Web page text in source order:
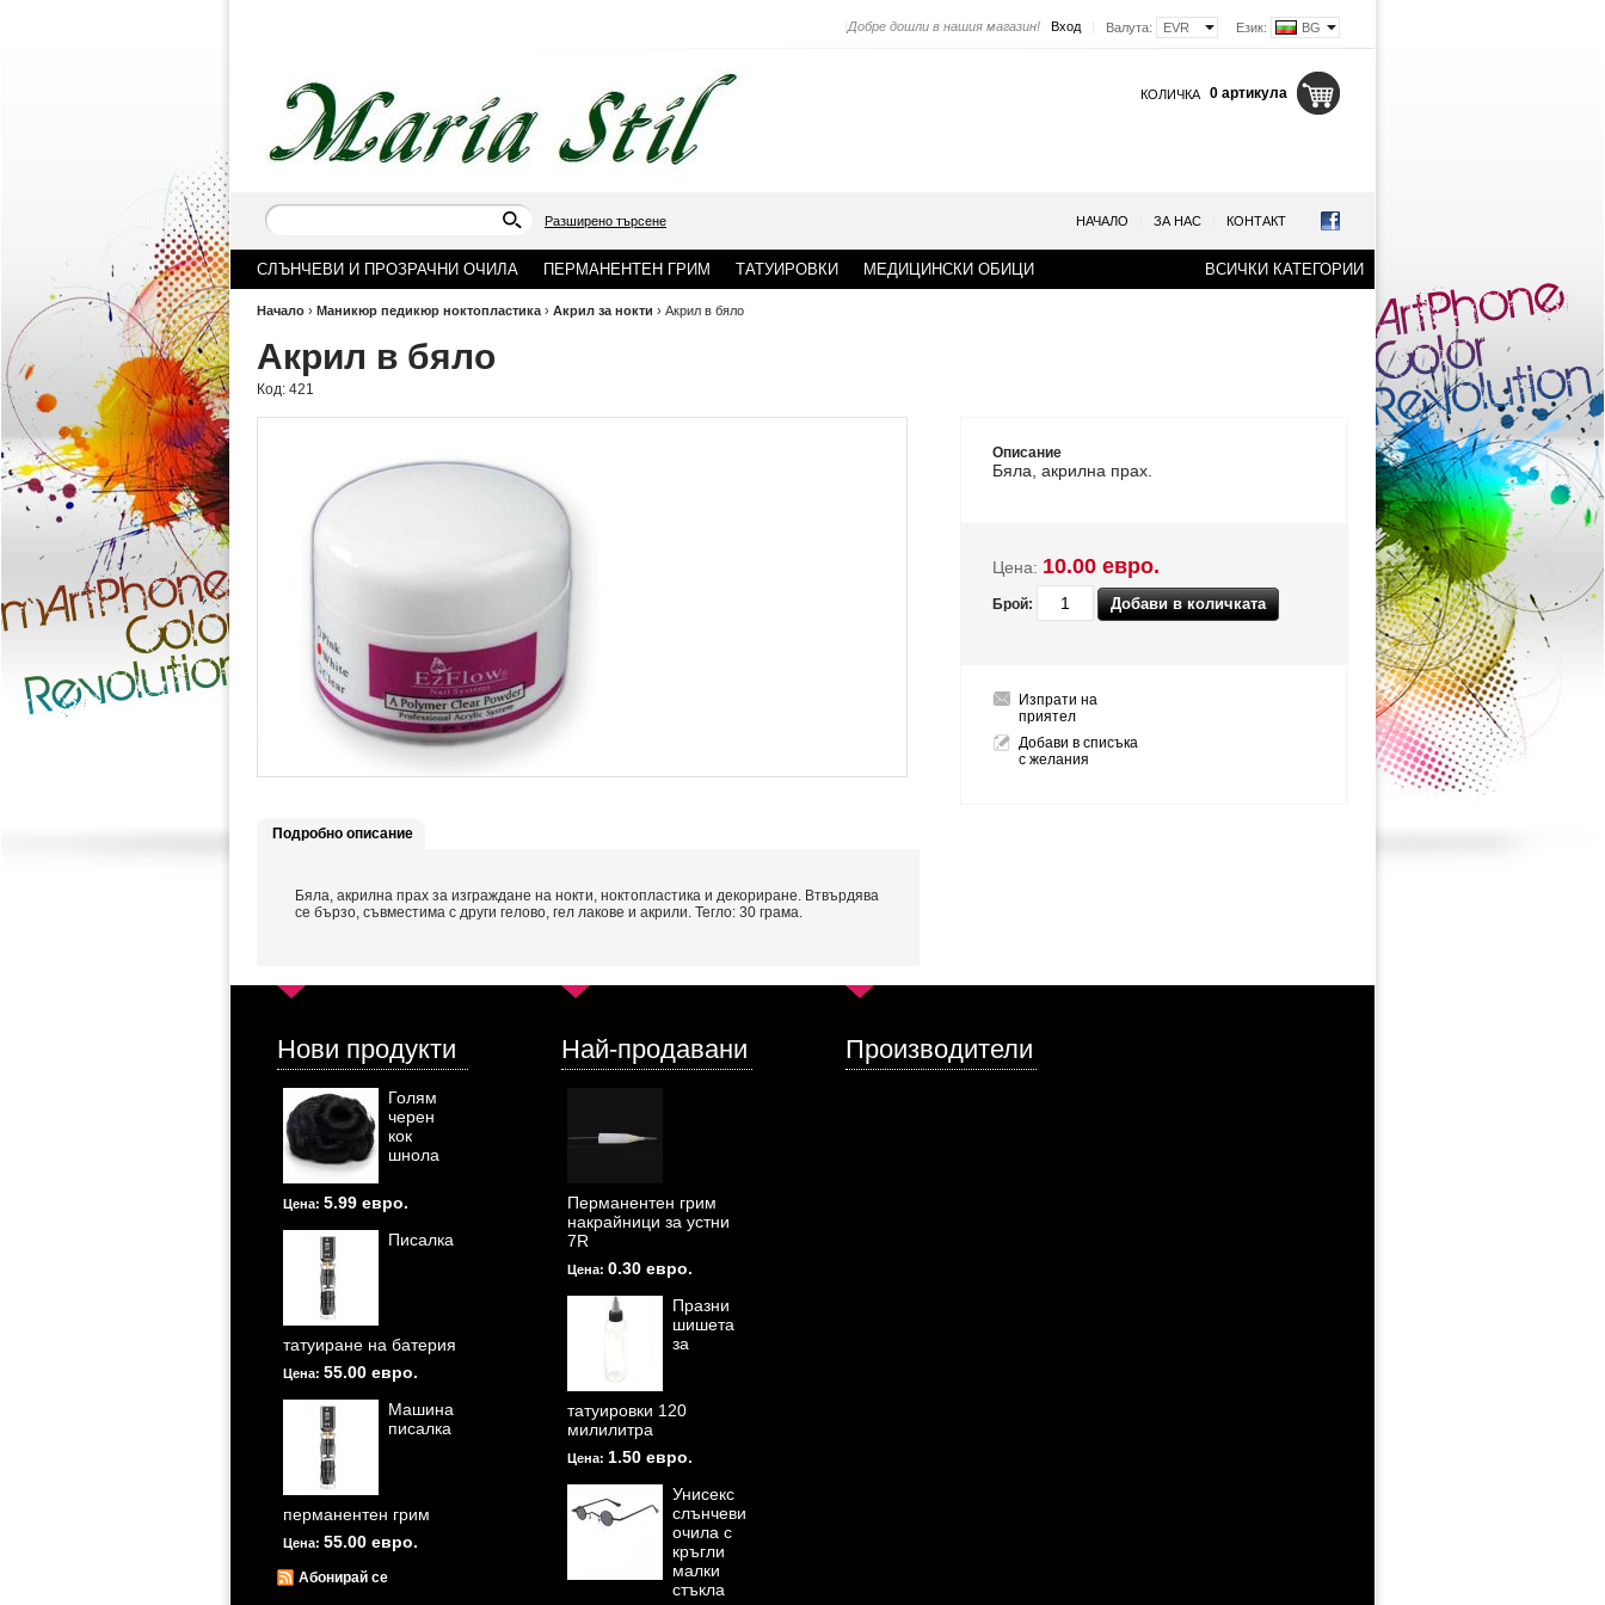
Език: BG
Валута: EVR
Вход
Добре дошли в нашия магазин!
КОЛИЧКА 0 артикула
Разширено търсене НАЧАЛО ЗА НАС КОНТАКТ
СЛЪНЧЕВИ И ПРОЗРАЧНИ ОЧИЛА ПЕРМАНЕНТЕН ГРИМ ТАТУИРОВКИ МЕДИЦИНСКИ ОБИЦИ ВСИЧКИ КАТЕГОРИИ
Начало › Маникюр педикюр ноктопластика › Акрил за нокти › Акрил в бяло
Акрил в бяло
Код: 421
Описание
Бяла, акрилна прах.
Цена: 10.00 евро.
Брой:
Изпрати на
приятел
Добави в списъка
с желания
Подробно описание
Бяла, акрилна прах за изграждане на нокти, ноктопластика и декориране. Втвърдява
се бързо, съвместима с други гелово, гел лакове и акрили. Тегло: 30 грама.
Нови продукти
Голям
черен
кок
шнола
Цена: 5.99 евро.
Писалка
татуиране на батерия
Цена: 55.00 евро.
Машина
писалка
перманентен грим
Цена: 55.00 евро.
Абонирай се
Най-продавани
Перманентен грим
накрайници за устни
7R
Цена: 0.30 евро.
Празни
шишета
за
татуировки 120
милилитра
Цена: 1.50 евро.
Унисекс
слънчеви
очила с
кръгли
малки
стъкла
Производители